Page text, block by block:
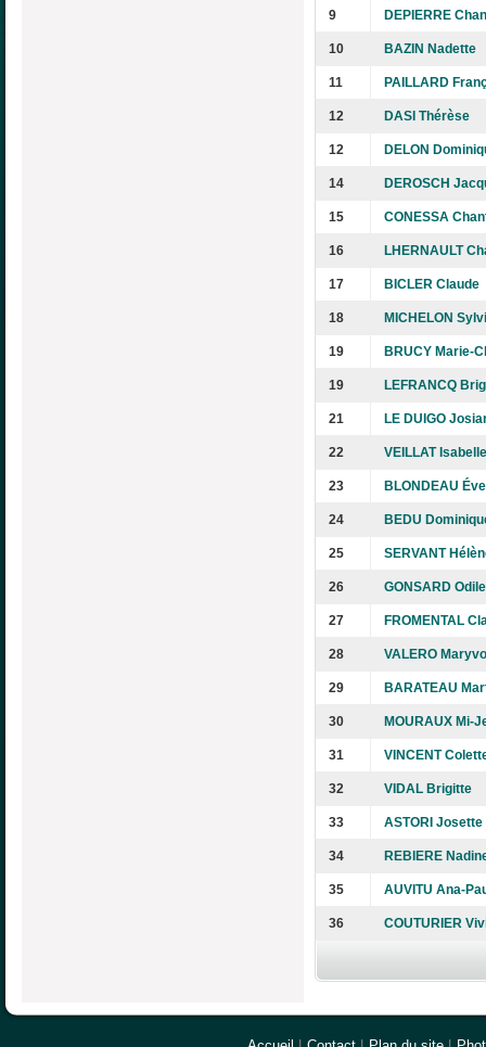
9 DEPIERRE
10 BAZIN Nadette
11 PAILLARD
12 DASI Thérèse
12 DELON
14 DEROSCH
15 CONESSA
16 LHERNAULT
17 BICLER Claude
18 MICHELON
19 BRUCY Marie-
19 LEFRANCQ
21 LE DUIGO
22 VEILLAT Isabelle
23 BLONDEAU
24 BEDU
25 SERVANT
26 GONSARD Odile
27 FROMENTAL
28 VALERO
29 BARATEAU
30 MOURAUX Mi-
31 VINCENT
32 VIDAL Brigitte
33 ASTORI Josette
34 REBIERE
35 AUVITU Ana-
36 COUTURIER